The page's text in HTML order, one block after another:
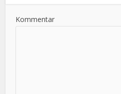
Kommentar